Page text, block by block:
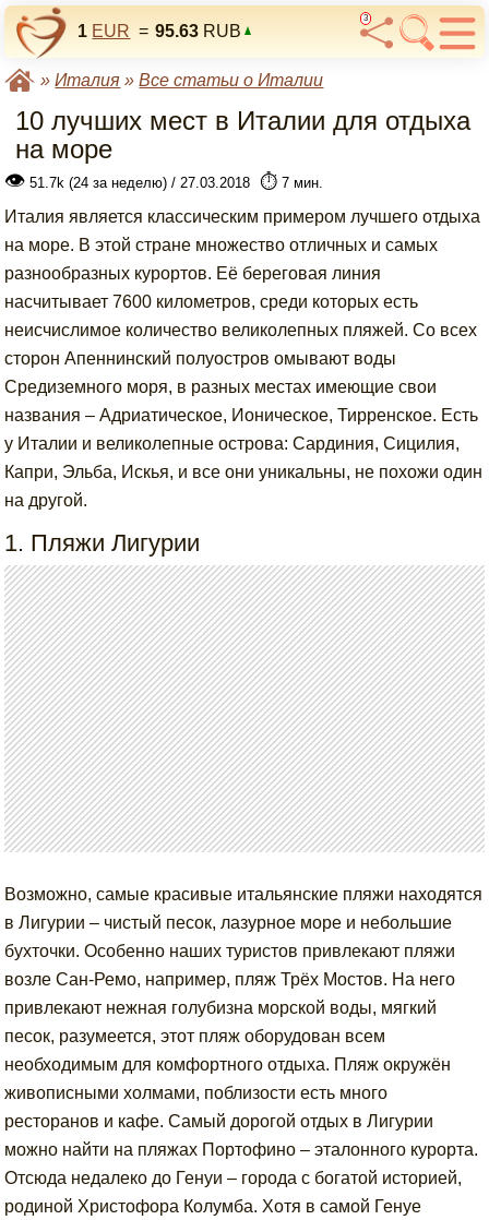
3
1 EUR = 95.63 RUB
»Италия »Все статьи о Италии
10 лучших мест в Италии для отдыха
на море
👁 51.7k (24 за неделю) / 27.03.2018 ⏱️ 7 мин.
Италия является классическим примером лучшего отдыха
на море. В этой стране множество отличных и самых
разнообразных курортов. Её береговая линия
насчитывает 7600 километров, среди которых есть
неисчислимое количество великолепных пляжей. Со всех
сторон Апеннинский полуостров омывают воды
Средиземного моря, в разных местах имеющие свои
названия – Адриатическое, Ионическое, Тирренское. Есть
у Италии и великолепные острова: Сардиния, Сицилия,
Капри, Эльба, Искья, и все они уникальны, не похожи один
на другой.
1. Пляжи Лигурии
Возможно, самые красивые итальянские пляжи находятся
в Лигурии – чистый песок, лазурное море и небольшие
бухточки. Особенно наших туристов привлекают пляжи
возле Сан-Ремо, например, пляж Трёх Мостов. На него
привлекают нежная голубизна морской воды, мягкий
песок, разумеется, этот пляж оборудован всем
необходимым для комфортного отдыха. Пляж окружён
живописными холмами, поблизости есть много
ресторанов и кафе. Самый дорогой отдых в Лигурии
можно найти на пляжах Портофино – эталонного курорта.
Отсюда недалеко до Генуи – города с богатой историей,
родиной Христофора Колумба. Хотя в самой Генуе